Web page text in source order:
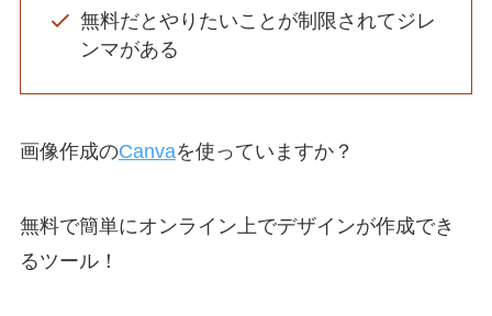
無料だとやりたいことが制限されてジレ
ンマがある
画像作成のCanvaを使っていますか？
無料で簡単にオンライン上でデザインが作成でき
るツール！